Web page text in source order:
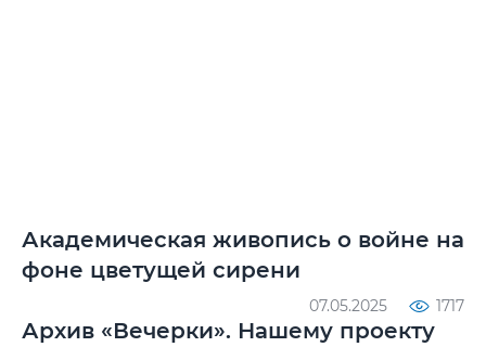
Академическая живопись о войне на
фоне цветущей сирени
07.05.2025 1717
Архив «Вечерки». Нашему проекту